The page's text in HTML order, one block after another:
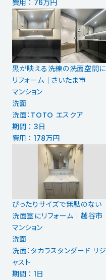
費用 ： 76万円
黒が映える洗練の洗面空間に
リフォーム｜さいたま市
マンション
洗面
洗面：TOTO エスクア
期間 ： 3日
費用 ： 178万円
ぴったりサイズで無駄のない
洗面室にリフォーム｜越谷市
マンション
洗面
洗面：タカラスタンダード リジ
ャスト
期間 ： 1日